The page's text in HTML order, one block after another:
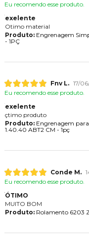
Eu recomendo esse produto.
exelente
Otimo material
Produto:Engrenagem
- 1PÇ
Fnv L. 17/
Eu recomendo esse produto.
exelente
çtimo produto
Produto:Engrenagem para
1.40.40 ABT2 CM - 1pç
Conde M.
Eu recomendo esse produto.
ÓTIMO
MUITO BOM
Produto:Rolamento 6203